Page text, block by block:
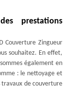
prestations
Couverture Zingueur
souhaitez. En effet,
également en
: le nettoyage et
travaux de couverture